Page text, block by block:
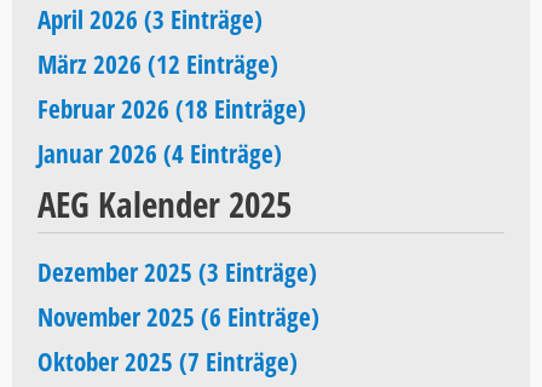
April 2026 (3 Einträge)
März 2026 (12 Einträge)
Februar 2026 (18 Einträge)
Januar 2026 (4 Einträge)
AEG Kalender 2025
Dezember 2025 (3 Einträge)
November 2025 (6 Einträge)
Oktober 2025 (7 Einträge)